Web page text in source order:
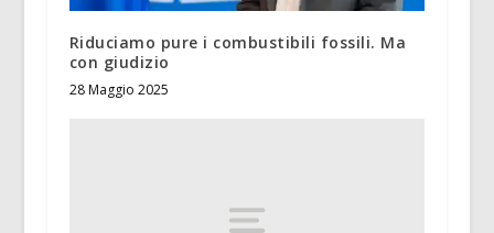
Riduciamo pure i combustibili fossili. Ma
con giudizio
28 Maggio 2025